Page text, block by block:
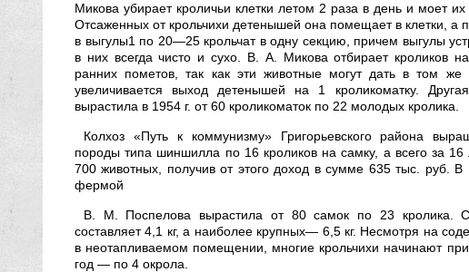
Микова убирает кроличьи клетки летом 2 раза в день и моет
Отсаженных от крольчихи детенышей она помещает в клетки, а
в выгулы1 по 20—25 крольчат в одну секцию, причем выгулы
в них всегда чисто и сухо. В. А. Микова отбирает кроликов
ранних пометов, так как эти животные могут дать в том
увеличивается выход детенышей на 1 кроликоматку.
вырастила в 1954 г. от 60 кроликоматок по 22 молодых кролика.
Колхоз «Путь к коммунизму» Григорьевского района
породы типа шиншилла по 16 кроликов на самку, а всего за 16
700 животных, получив от этого доход в сумме 635 тыс. руб. В
фермой
В. М. Поспелова вырастила от 80 самок по 23 кролика.
составляет 4,1 кг, а наиболее крупных— 6,5 кг. Несмотря на
в неотапливаемом помещении, многие крольчихи начинают
год — по 4 окрола.